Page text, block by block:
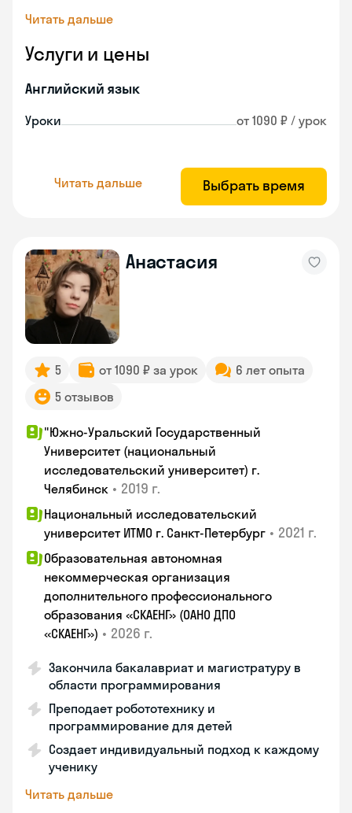
Читать дальше
Услуги и цены
Английский язык
Уроки от 1090 ₽ / урок
Читать дальше Выбрать время
Анастасия
5 от 1090 ₽ за урок
6 лет опыта
5 отзывов
"Южно-Уральский Государственный
Университет (национальный
исследовательский университет) г.
Челябинск • 2019 г.
Национальный исследовательский
университет ИТМО г. Санкт-Петербург • 2021 г.
Образовательная автономная
некоммерческая организация
дополнительного профессионального
образования «СКАЕНГ» (ОАНО ДПО
«СКАЕНГ») • 2026 г.
Закончила бакалавриат и магистратуру в
области программирования
Преподает робототехнику и
программирование для детей
Создает индивидуальный подход к каждому
ученику
Читать дальше